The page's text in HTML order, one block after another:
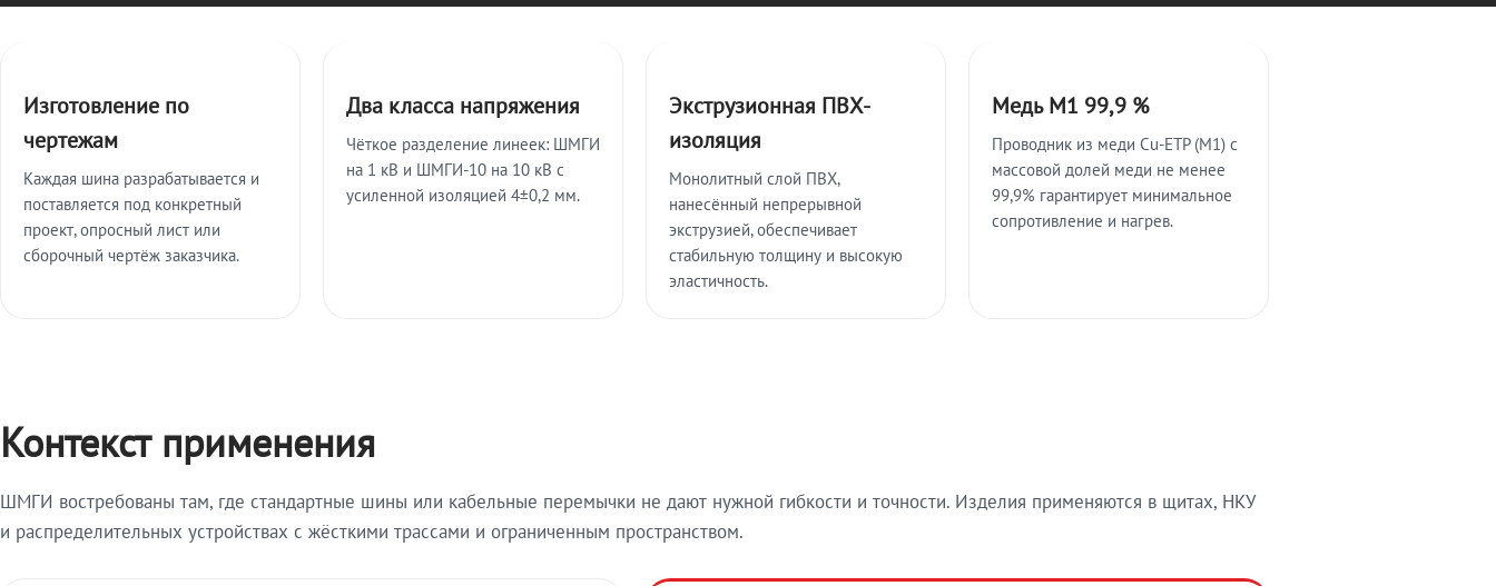
Изготовление по
чертежам
Каждая шина разрабатывается и
поставляется под конкретный
проект, опросный лист или
сборочный чертёж заказчика.
Два класса напряжения
Чёткое разделение линеек: ШМГИ
на 1 кВ и ШМГИ-10 на 10 кВ с
усиленной изоляцией 4±0,2 мм.
Экструзионная ПВХ-
изоляция
Монолитный слой ПВХ,
нанесённый непрерывной
экструзией, обеспечивает
стабильную толщину и высокую
эластичность.
Медь М1 99,9 %
Проводник из меди Cu-ETP (M1) с
массовой долей меди не менее
99,9% гарантирует минимальное
сопротивление и нагрев.
Контекст применения
ШМГИ востребованы там, где стандартные шины или кабельные перемычки не дают нужной гибкости и точности. Изделия применяются в щитах, НКУ
и распределительных устройствах с жёсткими трассами и ограниченным пространством.